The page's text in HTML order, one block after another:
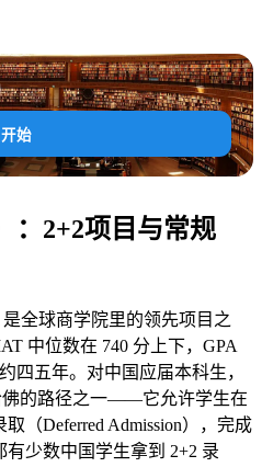
开始
：2+2项目与常规
全球商学院里的领先项目之
中位数在 740 分上下，GPA
四五年。对中国应届本科生，
佛的路径之一——它允许学生在
（Deferred Admission），完成
少数中国学生拿到 2+2 录